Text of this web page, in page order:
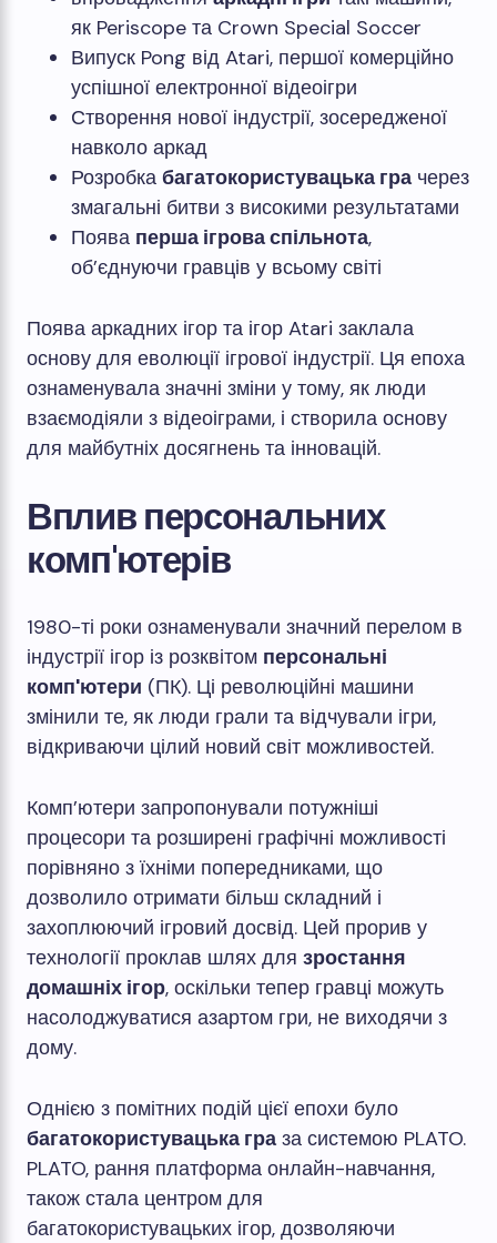
як Periscope та Crown Special Soccer
Випуск Pong від Atari, першої комерційно
успішної електронної відеоігри
Створення нової індустрії, зосередженої
навколо аркад
Розробка багатокористувацька гра через
змагальні битви з високими результатами
Поява перша ігрова спільнота,
об’єднуючи гравців у всьому світі
Поява аркадних ігор та ігор Atari заклала
основу для еволюції ігрової індустрії. Ця епоха
ознаменувала значні зміни у тому, як люди
взаємодіяли з відеоіграми, і створила основу
для майбутніх досягнень та інновацій.
Вплив персональних
комп'ютерів
1980-ті роки ознаменували значний перелом в
індустрії ігор із розквітом персональні
комп'ютери (ПК). Ці революційні машини
змінили те, як люди грали та відчували ігри,
відкриваючи цілий новий світ можливостей.
Комп’ютери запропонували потужніші
процесори та розширені графічні можливості
порівняно з їхніми попередниками, що
дозволило отримати більш складний і
захоплюючий ігровий досвід. Цей прорив у
технології проклав шлях для зростання
домашніх ігор, оскільки тепер гравці можуть
насолоджуватися азартом гри, не виходячи з
дому.
Однією з помітних подій цієї епохи було
багатокористувацька гра за системою PLATO.
PLATO, рання платформа онлайн-навчання,
також стала центром для
багатокористувацьких ігор, дозволяючи